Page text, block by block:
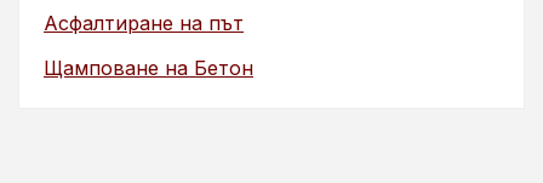
Асфалтиране на път
Щамповане на Бетон